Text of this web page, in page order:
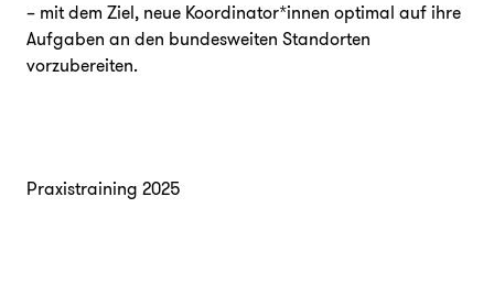
Unterstützen
– mit dem Ziel, neue Koordinator*innen optimal auf ihre
Aufgaben an den bundesweiten Standorten
vorzubereiten.
Praxistraining 2025